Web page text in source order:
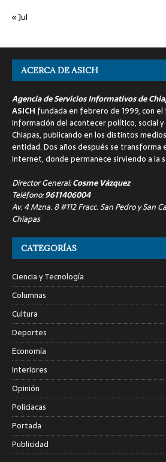
« Jul
ACERCA DE ASICH
Agencia de Servicios Informativos de
ASICH fundada en febrero de 1999, con
información del acontecer político, social
Chiapas, publicando en los distintos
entidad. Dos años después se transforma
internet, donde permanece sirviendo a la
Director General:Cosme Vázquez
Teléfono:9611406004
Av. 4 Mzna. 8 #112 Fracc. San Pedro y San
Chiapas
CATEGORÍAS
Ciencia y Tecnología
Columnas
Cultura
Deportes
Economía
Interiores
Opinión
Policiacas
Portada
Publicidad